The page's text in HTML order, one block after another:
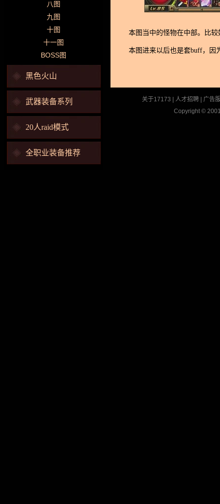
八图
九图
十图
十一图
BOSS图
黑色火山
武器装备系列
20人raid模式
全职业装备推荐
本图当中的怪物在中部。比
本图进来以后也是套buff，因
关于17173 |人才招聘
广告
Copyright ©